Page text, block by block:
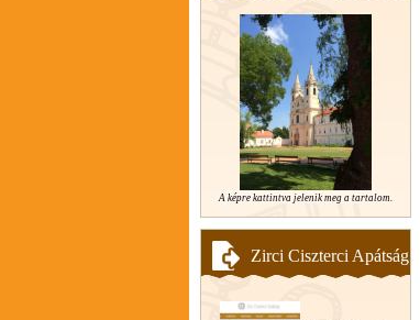
A képre kattintva jelenik meg a tartalom.
Zirci Ciszterci Apátság